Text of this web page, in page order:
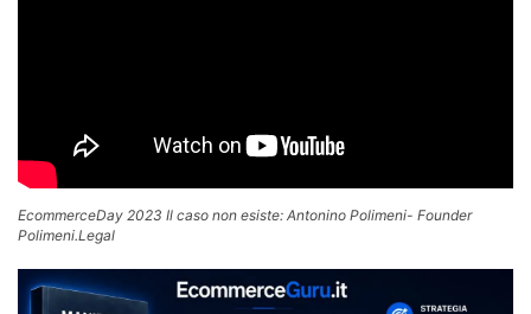
EcommerceDay 2023 Il caso non esiste: Antonino Polimeni- Founder
Polimeni.Legal